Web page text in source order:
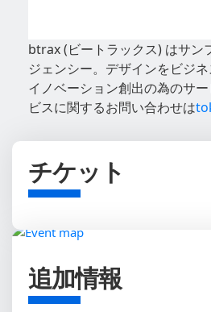
btrax (ビートラックス) はサン
ジェンシー。デザインをビジ
イノベーション創出の為のサ
ビスに関するお問い合わせは
チケット
追加情報